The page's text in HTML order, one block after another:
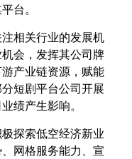
台。
相关行业的发展机
会，发挥其公司牌
产业链资源，赋能
短剧平台公司开展
绩产生影响。
探索低空经济新业
网格服务能力、宣